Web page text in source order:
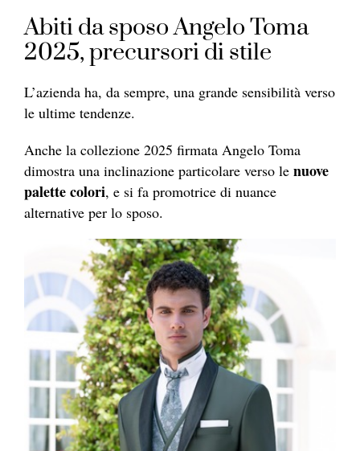
Abiti da sposo Angelo Toma
2025, precursori di stile
L’azienda ha, da sempre, una grande sensibilità verso
le ultime tendenze.
Anche la collezione 2025 firmata Angelo Toma
dimostra una inclinazione particolare verso le nuove
palette colori, e si fa promotrice di nuance
alternative per lo sposo.